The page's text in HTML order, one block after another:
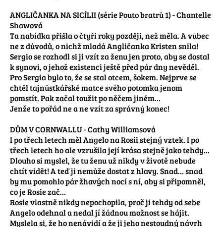
ANGLIČANKA NA SICÍLII (série Pouto bratrů 1) - Chantelle
Shawová
Ta nabídka přišla o čtyři roky později, než měla. A vůbec
ne z důvodů, o nichž mladá Angličanka Kristen snila!
Sergio se rozhodl si ji vzít za ženu jen proto, aby se dostal
k synovi, o jehož existenci ještě před pár dny nevěděl.
Pro Sergia bylo to, že se stal otcem, šokem. Nejprve se
chtěl tajnůstkářské matce svého potomka jenom
pomstít. Pak začal toužit po něčem jiném…
Jenže to pořád ne a ne vzít za správný konec!
DŮM V CORNWALLU - Cathy Williamsová
I po třech letech měl Angelo na Rosii stejný vztek. I po
třech letech ho ale vzrušila její krása stejně jako tehdy…
Dlouho si myslel, že tu ženu už nikdy v životě nebude
chtít vidět! A teď ji nemůže dostat z hlavy. Snad… snad
by mu pomohlo pár žhavých nocí s ní, aby si připomněl,
co je Rosie zač…
Rosie vlastně nikdy nepochopila, proč ji tehdy od sebe
Angelo odehnal a nedal jí žádnou možnost se hájit.
Myslela si, že ho nenávidí a že ji jeho nestoudný návrh